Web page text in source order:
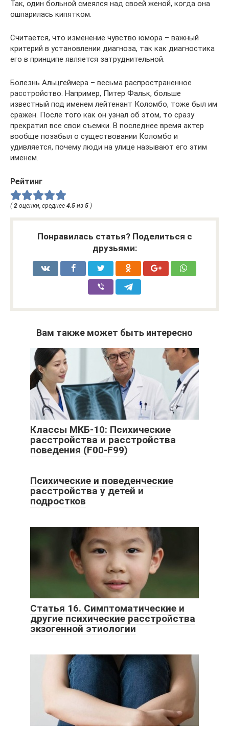
Так, один больной смеялся над своей женой, когда она
ошпарилась кипятком.
Считается, что изменение чувство юмора – важный
критерий в установлении диагноза, так как диагностика
его в принципе является затруднительной.
Болезнь Альцгеймера – весьма распространенное
расстройство. Например, Питер Фальк, больше
известный под именем лейтенант Коломбо, тоже был им
сражен. После того как он узнал об этом, то сразу
прекратил все свои съемки. В последнее время актер
вообще позабыл о существовании Коломбо и
удивляется, почему люди на улице называют его этим
именем.
Рейтинг
( 2 оценки, среднее 4.5 из 5 )
Понравилась статья? Поделиться с
друзьями:
Вам также может быть интересно
Классы МКБ-10: Психические
расстройства и расстройства
поведения (F00-F99)
Психические и поведенческие
расстройства у детей и
подростков
Статья 16. Симптоматические и
другие психические расстройства
экзогенной этиологии